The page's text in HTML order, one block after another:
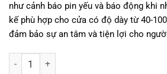
như cảnh báo pin yếu và báo động khi
kế phù hợp cho cửa có độ dày từ 40-
đảm bảo sự an tâm và tiện lợi cho
Khóa Thông Minh Avolock AV-61-B số